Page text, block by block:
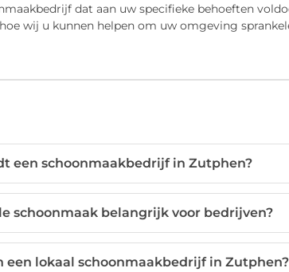
dat aan uw specifieke behoeften
wij u kunnen helpen om uw omgeving
een schoonmaakbedrijf in Zutphen?
schoonmaak belangrijk voor bedrijven?
een lokaal schoonmaakbedrijf in Zutphen?